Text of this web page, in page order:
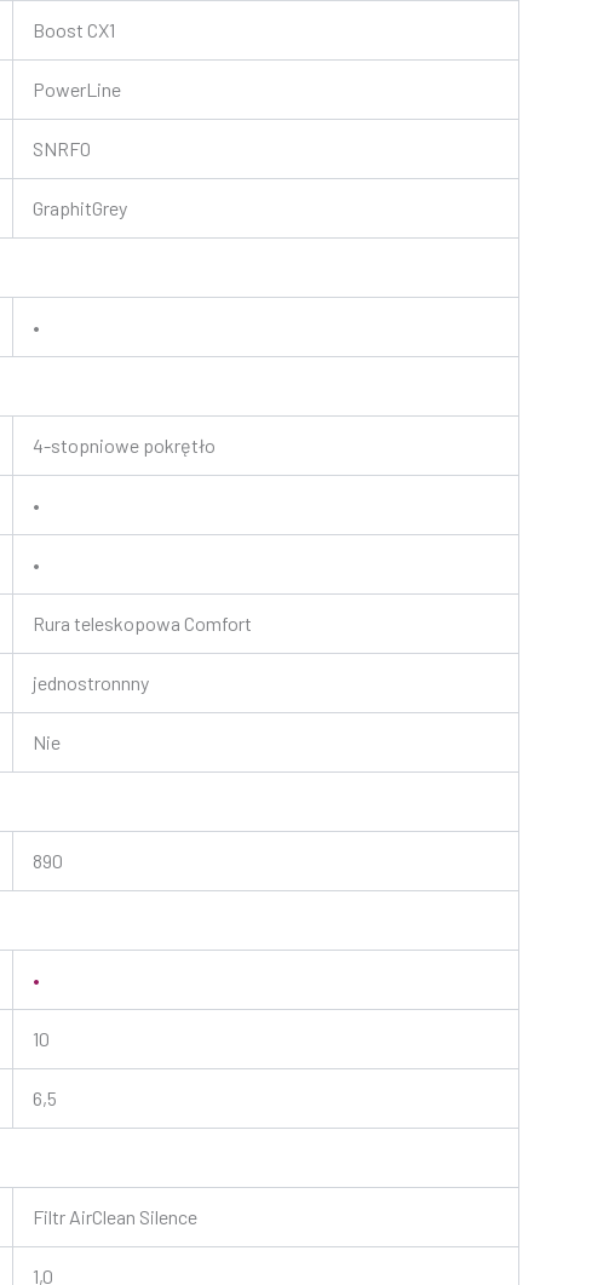
Boost CX1
PowerLine
SNRF0
GraphitGrey
•
4-stopniowe pokrętło
•
•
Rura teleskopowa Comfort
jednostronnny
Nie
890
•
10
6,5
Filtr AirClean Silence
1,0